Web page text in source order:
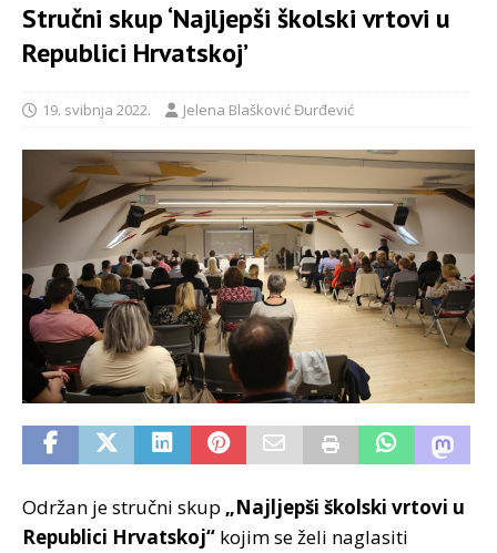
Stručni skup ‘Najljepši školski vrtovi u
Republici Hrvatskoj’
19. svibnja 2022. Jelena Blašković Đurđević
Održan je stručni skup „Najljepši školski vrtovi u
Republici Hrvatskoj“ kojim se želi naglasiti